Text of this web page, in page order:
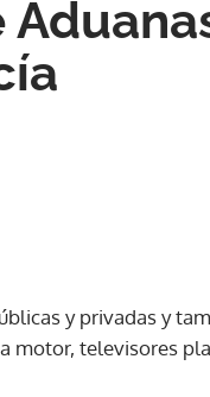
y privadas y
motor, televisores